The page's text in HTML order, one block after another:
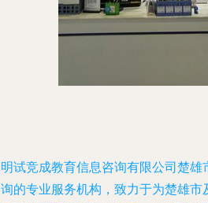
试竞成教育信息咨询有限公司楚
的专业服务机构，致力于为楚雄